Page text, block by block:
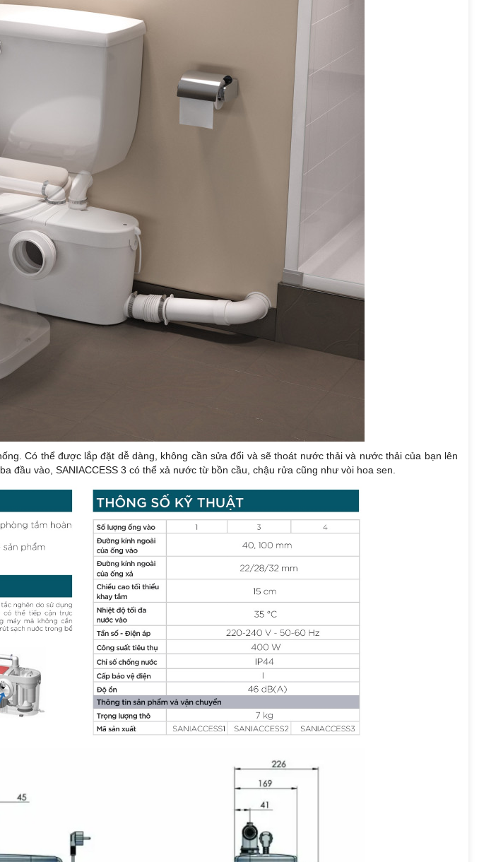
Có thể được lắp đặt dễ dàng, không cần sửa đổi và sẽ thoát nước thải và nước thải của bạn lên
đầu vào, SANIACCESS 3 có thể xả nước từ bồn cầu, chậu rửa cũng như vòi hoa sen.